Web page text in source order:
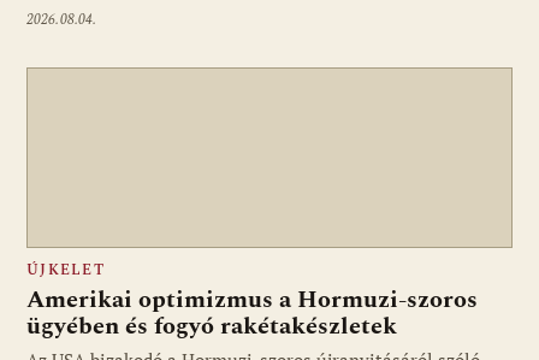
2026.08.04.
ÚJKELET
Amerikai optimizmus a Hormuzi-szoros
ügyében és fogyó rakétakészletek